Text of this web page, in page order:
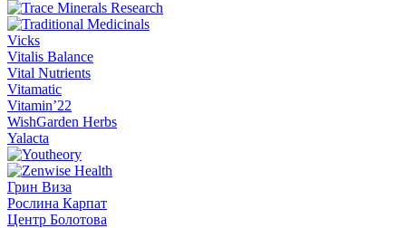
Vicks
Vitalis Balance
Vital Nutrients
Vitamatic
Vitamin’22
WishGarden Herbs
Yalacta
Грин Виза
Рослина Карпат
Центр Болотова